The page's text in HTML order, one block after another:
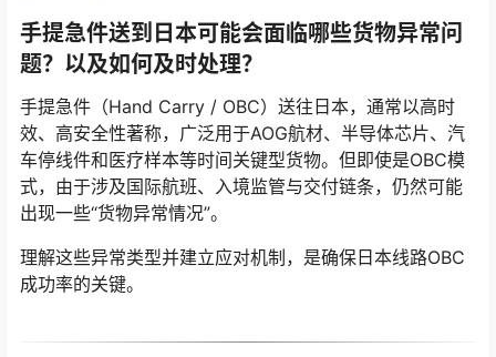
手提急件送到日本可能会面临哪些货物异常问
题？以及如何及时处理？
手提急件（Hand Carry / OBC）送往日本，通常以高时
效、高安全性著称，广泛用于AOG航材、半导体芯片、汽
车停线件和医疗样本等时间关键型货物。但即使是OBC模
式，由于涉及国际航班、入境监管与交付链条，仍然可能
出现一些“货物异常情况”。
理解这些异常类型并建立应对机制，是确保日本线路OBC
成功率的关键。